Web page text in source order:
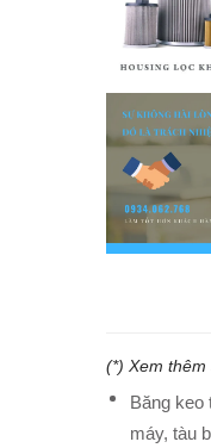
(*) Xem thêm
Băng keo
máy, tàu